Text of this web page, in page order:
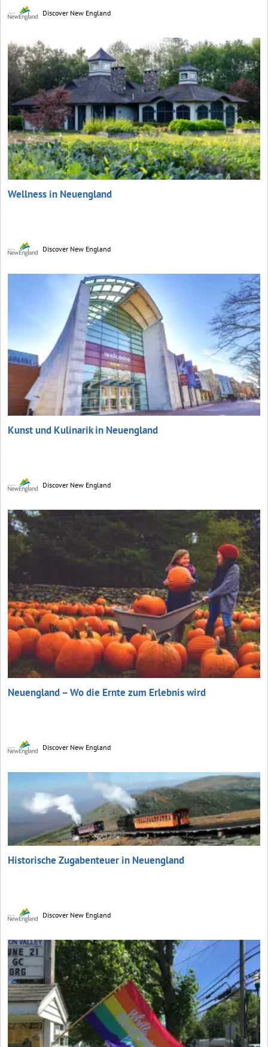
Discover New England
Wellness in Neuengland
Discover New England
Kunst und Kulinarik in Neuengland
Discover New England
Neuengland – Wo die Ernte zum Erlebnis wird
Discover New England
Historische Zugabenteuer in Neuengland
Discover New England